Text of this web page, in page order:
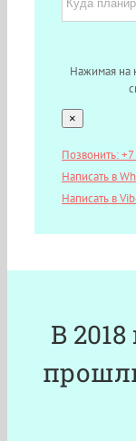
Нажимая на
×
Позвонить:
Написать в
Написать в
В